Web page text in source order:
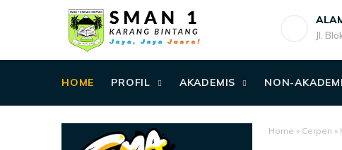
Jl.
HOME PROFIL AKADEMIS NON-
Home » Cerpen »